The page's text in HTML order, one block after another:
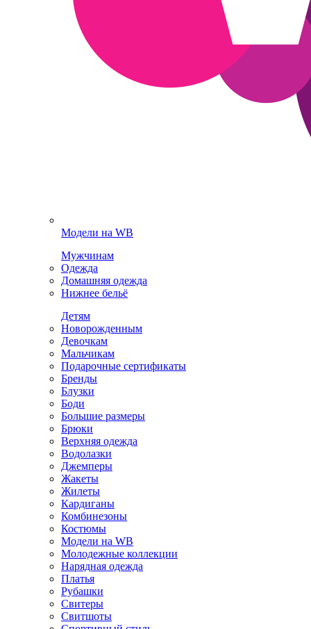
Модели на WB
Мужчинам
Одежда
Домашняя одежда
Нижнее бельё
Детям
Новорожденным
Девочкам
Мальчикам
Подарочные сертификаты
Бренды
Блузки
Боди
Большие размеры
Брюки
Верхняя одежда
Водолазки
Джемперы
Жакеты
Жилеты
Кардиганы
Комбинезоны
Костюмы
Модели на WB
Молодежные коллекции
Нарядная одежда
Платья
Рубашки
Свитеры
Свитшоты